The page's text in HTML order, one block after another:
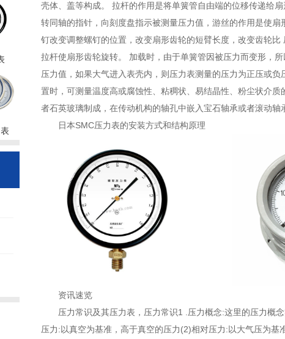
壳体、盖等构成。 拉杆的作用是将单簧管自由端的位移传递给
转同轴的指针，向刻度盘指示被测量压力值，游丝的作用是使
钉改变调整螺钉的位置，改变扇形齿轮的短臂长度，改变齿轮
拉杆使扇形齿轮旋转。 加载时，由于单簧管因被压力而变形，
压力值，如果大气进入表壳内，则压力表测量的压力为正压或
置时，可测量温度高或腐蚀性、粘稠状、易结晶性、粉尘状介
者石英玻璃制成，在传动机构的轴孔中嵌入宝石轴承或者滚动轴
日本SMC压力表的安装方式和结构原理
资讯速览
压力常识及其压力表 ，压力常识1 .压力概念:这里的压力概
压力:以真空为基准，高于真空的压力(2)相对压力:以大气压为基